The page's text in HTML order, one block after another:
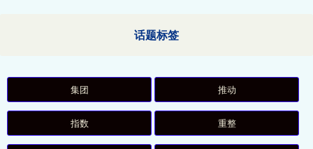
话题标签
集团 推动
指数 重整